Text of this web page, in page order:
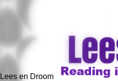
Lees en Droom